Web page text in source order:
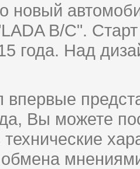
новый
B/C".
года. Над
впервые
Вы можете
технические